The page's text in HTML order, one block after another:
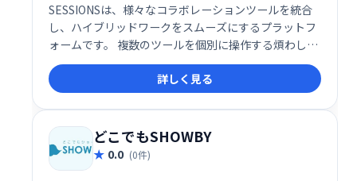
SESSIONSは、様々なコラボレーションツールを統合
し、ハイブリッドワークをスムーズにするプラットフ
ォームです。 複数のツールを個別に操作する煩わしさ
を解消し、1つの場所で全てのコミュニケーションを
管理できます。 効率的な情報共有と円滑なチームワー
クを実現し、生産性の向上に貢献します。
詳しく見る
どこでもSHOWBY
0.0 (0件)